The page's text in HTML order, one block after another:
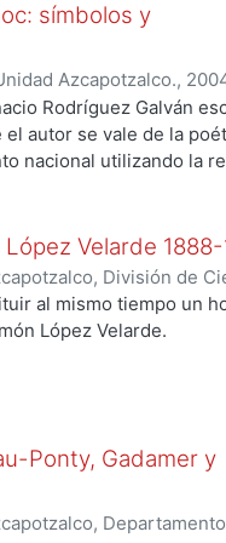
símbolos y
Azcapotzalco.,
Rodríguez Galván
autor se vale de la
nacional utilizando la
resucita y profetiza,
del poeta, pero
Velarde
División de
Área de
Ortega, José
al mismo tiempo un
López Velarde.
Ponty, Gadamer y